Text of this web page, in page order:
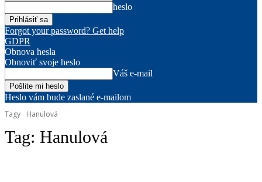
heslo
Forgot your password? Get help
GDPR
Obnova hesla
Obnoviť svoje heslo
Váš e-mail
Heslo vám bude zaslané e-mailom
Tagy
Hanulová
Tag: Hanulová